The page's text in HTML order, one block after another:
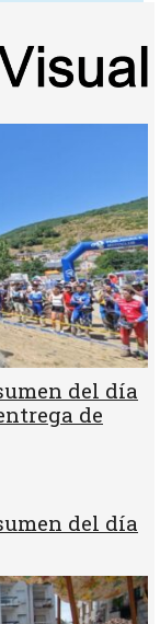
del día
de
del día